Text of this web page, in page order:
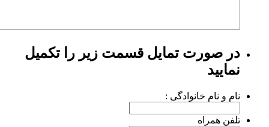
در صورت تمایل قسمت زیر را تکمیل
نمایید
نام و نام خانوادگی :
تلفن همراه